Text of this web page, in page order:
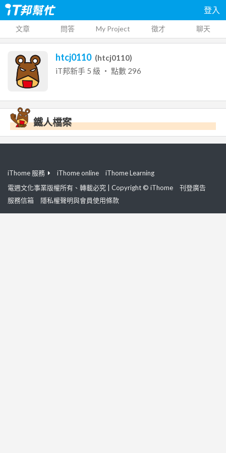
登入
文章 問答 My Project 徵才 聊天
htcj0110 (htcj0110)
iT邦新手 5 級 ‧ 點數 296
鐵人檔案
iThome 服務 iThome online
iThome Learning
電週文化事業版權所有、轉載必究 | Copyright © iThome
刊登廣告
服務信箱
隱私權聲明與會員使用條款